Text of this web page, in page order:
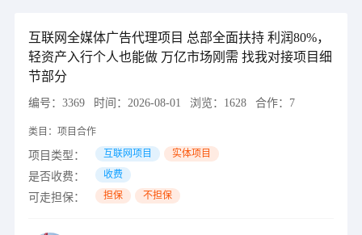
互联网全媒体广告代理项目 总部全面扶持 利润80%，
轻资产入行个人也能做 万亿市场刚需 找我对接项目细
节部分
编号： 3369 时间： 2026-08-01 浏览： 1628 合作： 7
类目： 项目合作
项目类型： 互联网项目 实体项目
是否收费： 收费
可走担保： 担保 不担保